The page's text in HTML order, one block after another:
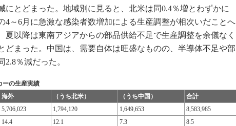
にとどまった。地域別に見ると、北米は同0.4％増とわずかに
4～6月に急激な感染者数増加による生産調整が相次いだことへ
夏以降は東南アジアからの部品供給不足で生産調整を余儀なく
どまった。中国は、需要自体は旺盛なものの、半導体不足や部
％減だった。
ーの生産実績
海外 （うち北米） （うち中国） 合計
5,706,023 1,794,120 1,649,653
8,583,985
14.4 12.1 7.3 8.5